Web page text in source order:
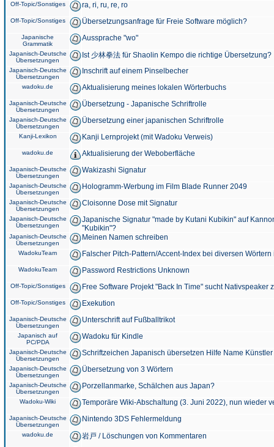
Off-Topic/Sonstiges ra, ri, ru, re, ro
Off-Topic/Sonstiges Übersetzungsanfrage für Freie Software möglich?
Japanische
Grammatik
Aussprache "wo"
Japanisch-Deutsche
Übersetzungen
Ist 少林拳法 für Shaolin Kempo die richtige Übersetzung?
Japanisch-Deutsche
Übersetzungen
Inschrift auf einem Pinselbecher
wadoku.de Aktualisierung meines lokalen Wörterbuchs
Japanisch-Deutsche
Übersetzungen
Übersetzung - Japanische Schriftrolle
Japanisch-Deutsche
Übersetzungen
Übersetzung einer japanischen Schriftrolle
Kanji-Lexikon Kanji Lernprojekt (mit Wadoku Verweis)
wadoku.de Aktualisierung der Weboberfläche
Japanisch-Deutsche
Übersetzungen
Wakizashi Signatur
Japanisch-Deutsche
Übersetzungen
Hologramm-Werbung im Film Blade Runner 2049
Japanisch-Deutsche
Übersetzungen
Cloisonne Dose mit Signatur
Japanisch-Deutsche
Übersetzungen
Japanische Signatur "made by Kutani Kubikin" auf
"Kubikin"?
Japanisch-Deutsche
Übersetzungen
Meinen Namen schreiben
WadokuTeam Falscher Pitch-Pattern/Accent-Index bei diversen
WadokuTeam Password Restrictions Unknown
Off-Topic/Sonstiges Free Software Projekt "Back In Time" sucht Nativspeaker
Off-Topic/Sonstiges Exekution
Japanisch-Deutsche
Übersetzungen
Unterschrift auf Fußballtrikot
Japanisch auf
PC/PDA
Wadoku für Kindle
Japanisch-Deutsche
Übersetzungen
Schriftzeichen Japanisch übersetzen Hilfe Name
Japanisch-Deutsche
Übersetzungen
Übersetzung von 3 Wörtern
Japanisch-Deutsche
Übersetzungen
Porzellanmarke, Schälchen aus Japan?
Wadoku-Wiki Temporäre Wiki-Abschaltung (3. Juni 2022), nun wieder
Japanisch-Deutsche
Übersetzungen
Nintendo 3DS Fehlermeldung
wadoku.de 岩戸 / Löschungen von Kommentaren